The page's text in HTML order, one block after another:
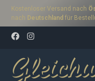
Kostenloser Versand nach
nach Deutschland für